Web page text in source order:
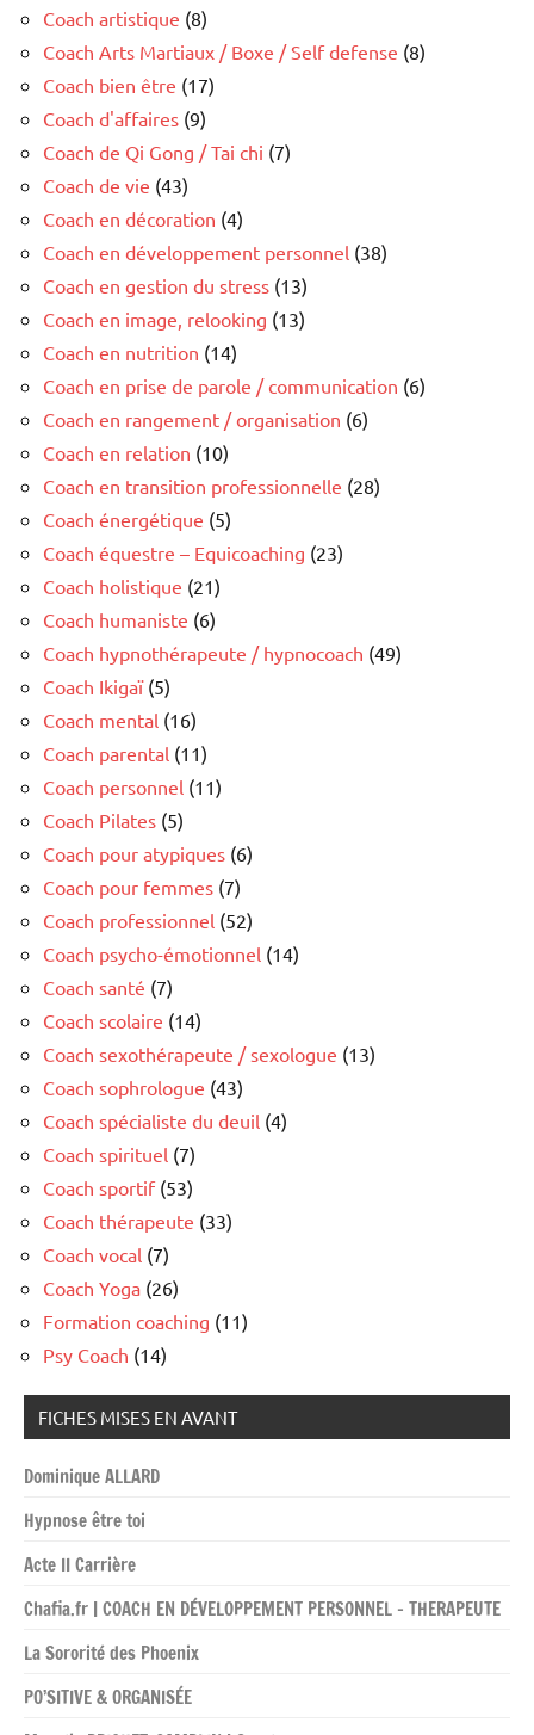
Coach artistique (8)
Coach Arts Martiaux / Boxe / Self defense (8)
Coach bien être (17)
Coach d'affaires (9)
Coach de Qi Gong / Tai chi (7)
Coach de vie (43)
Coach en décoration (4)
Coach en développement personnel (38)
Coach en gestion du stress (13)
Coach en image, relooking (13)
Coach en nutrition (14)
Coach en prise de parole / communication (6)
Coach en rangement / organisation (6)
Coach en relation (10)
Coach en transition professionnelle (28)
Coach énergétique (5)
Coach équestre – Equicoaching (23)
Coach holistique (21)
Coach humaniste (6)
Coach hypnothérapeute / hypnocoach (49)
Coach Ikigaï(5)
Coach mental (16)
Coach parental (11)
Coach personnel (11)
Coach Pilates (5)
Coach pour atypiques (6)
Coach pour femmes (7)
Coach professionnel (52)
Coach psycho-émotionnel (14)
Coach santé (7)
Coach scolaire (14)
Coach sexothérapeute / sexologue (13)
Coach sophrologue (43)
Coach spécialiste du deuil (4)
Coach spirituel (7)
Coach sportif(53)
Coach thérapeute (33)
Coach vocal (7)
Coach Yoga (26)
Formation coaching (11)
Psy Coach (14)
FICHES MISES EN AVANT
Dominique ALLARD
Hypnose être toi
Acte II Carrière
Chafia.fr | COACH EN DÉVELOPPEMENT PERSONNEL – THERAPEUTE
La Sororité des Phoenix
PO’SITIVE & ORGANISÉE